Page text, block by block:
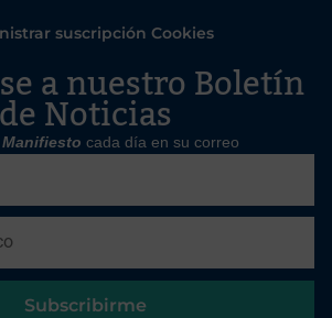
suscripción Cookies
a nuestro Boletín
Noticias
Manifiesto cada día en su correo
Subscribirme